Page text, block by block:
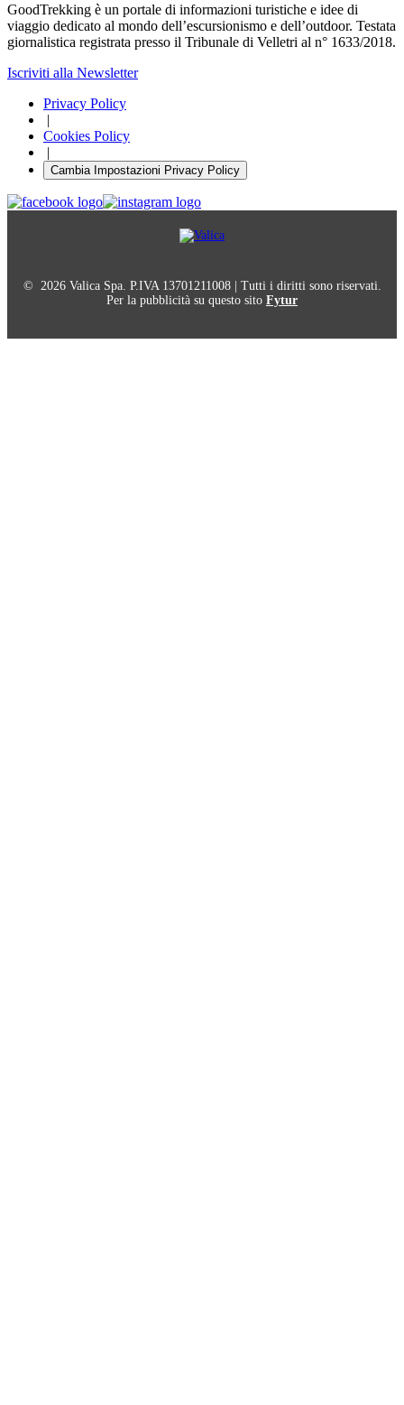
GoodTrekking è un portale di informazioni turistiche e idee di
viaggio dedicato al mondo dell’escursionismo e dell’outdoor. Testata
giornalistica registrata presso il Tribunale di Velletri al n° 1633/2018.
Iscriviti alla Newsletter
Privacy Policy
|
Cookies Policy
|
Cambia Impostazioni Privacy Policy
© 2026 Valica Spa. P.IVA 13701211008 | Tutti i diritti sono riservati.
Per la pubblicità su questo sito Fytur